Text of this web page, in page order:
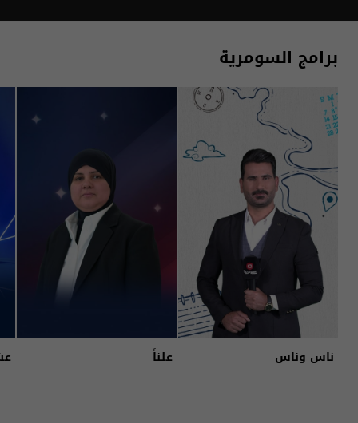
برامج السومرية
ناس وناس علناً